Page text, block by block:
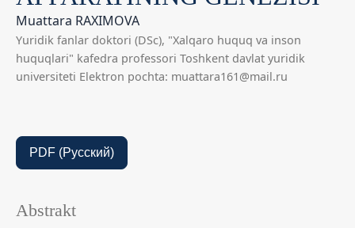
Muattara RAXIMOVA
Yuridik fanlar doktori (DSc), "Xalqaro huquq va inson
huquqlari" kafedra professori Toshkent davlat yuridik
universiteti Elektron pochta: muattara161@mail.ru
PDF (Русский)
Abstrakt